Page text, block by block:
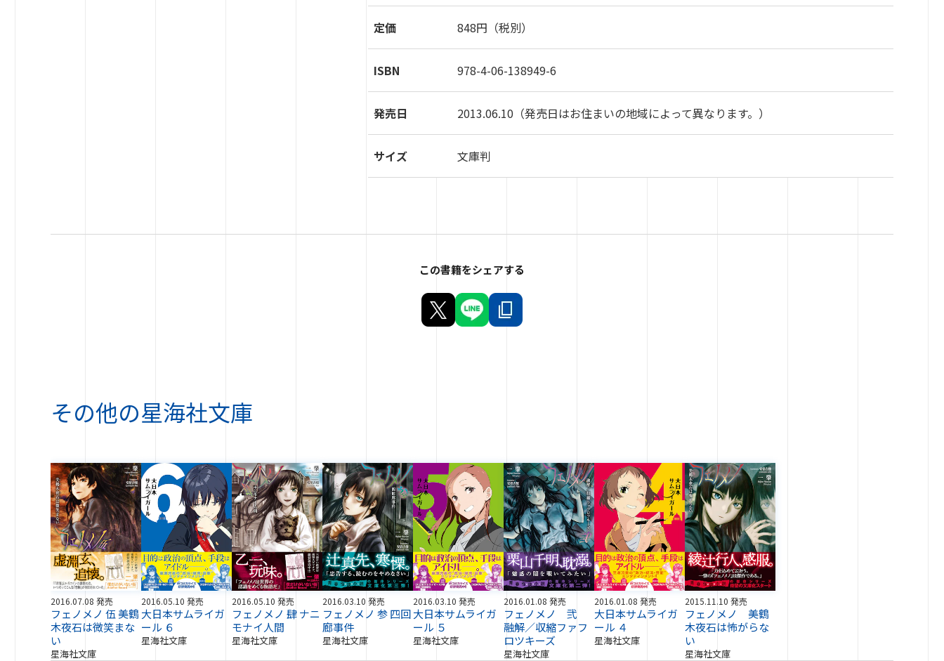
定価 848円（税別）
ISBN 978-4-06-138949-6
発売日 2013.06.10 （発売日はお住まいの地域によって異なります。）
サイズ 文庫判
この書籍をシェアする
その他の星海社文庫
2016.07.08 発売
フェノメノ 伍 美鶴
木夜石は微笑まな
い
星海社文庫
2016.05.10 発売
大日本サムライガ
ール ６
星海社文庫
2016.05.10 発売
フェノメノ 肆 ナニ
モナイ人間
星海社文庫
2016.03.10 発売
フェノメノ 参 四回
廊事件
星海社文庫
2016.03.10 発売
大日本サムライガ
ール ５
星海社文庫
2016.01.08 発売
フェノメノ 弐
融解／収縮ファフ
ロツキーズ
星海社文庫
2016.01.08 発売
大日本サムライガ
ール ４
星海社文庫
2015.11.10 発売
フェノメノ 美鶴
木夜石は怖がらな
い
星海社文庫